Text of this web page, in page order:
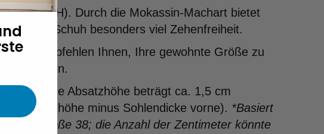
(Weite H). Durch die Mokassin-Machart bietet
dieser Schuh besonders viel Zehenfreiheit.
Wir empfehlen Ihnen, Ihre gewohnte Größe zu
bestellen.
Die reine Absatzhöhe beträgt ca. 1,5 cm
(Absatzhöhe minus Sohlendicke vorne). *Basiert
auf Größe 38; die Anzahl der Zentimeter könnte